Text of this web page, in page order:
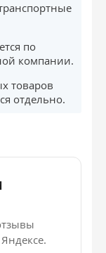
по
компании.
товаров
отдельно.